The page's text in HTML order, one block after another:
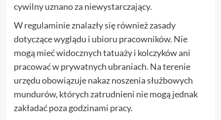
cywilny uznano za niewystarczający.
W regulaminie znalazły się również zasady
dotyczące wyglądu i ubioru pracowników. Nie
mogą mieć widocznych tatuaży i kolczyków ani
pracować w prywatnych ubraniach. Na terenie
urzędu obowiązuje nakaz noszenia służbowych
mundurów, których zatrudnieni nie mogą jednak
zakładać poza godzinami pracy.